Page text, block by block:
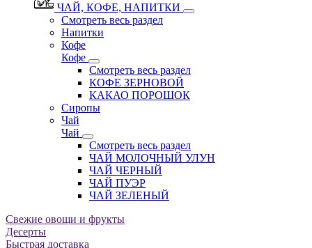
ЧАЙ, КОФЕ, НАПИТКИ
Смотреть весь раздел
Напитки
Кофе
Кофе
Смотреть весь раздел
КОФЕ ЗЕРНОВОЙ
КАКАО ПОРОШОК
Сиропы
Чай
Чай
Смотреть весь раздел
ЧАЙ МОЛОЧНЫЙ УЛУН
ЧАЙ ЧЕРНЫЙ
ЧАЙ ПУЭР
ЧАЙ ЗЕЛЕНЫЙ
Свежие овощи и фрукты
Десерты
Быстрая доставка